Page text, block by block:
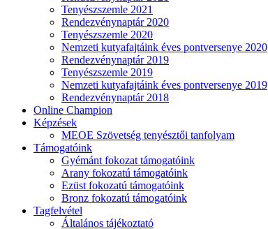
Tenyészszemle 2021
Rendezvénynaptár 2020
Tenyészszemle 2020
Nemzeti kutyafajtáink éves pontversenye 2020
Rendezvénynaptár 2019
Tenyészszemle 2019
Nemzeti kutyafajtáink éves pontversenye 2019
Rendezvénynaptár 2018
Online Champion
Képzések
MEOE Szövetség tenyésztői tanfolyam
Támogatóink
Gyémánt fokozat támogatóink
Arany fokozatú támogatóink
Ezüst fokozatú támogatóink
Bronz fokozatú támogatóink
Tagfelvétel
Általános tájékoztató